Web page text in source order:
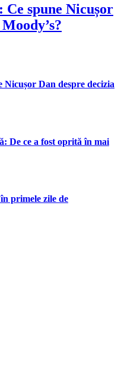
spune Nicușor
Dan despre decizia
De ce a fost oprită în mai
primele zile de